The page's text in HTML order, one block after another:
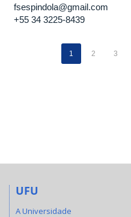
fsespindola@gmail.com
+55 34 3225-8439
1 2 3
UFU
A Universidade